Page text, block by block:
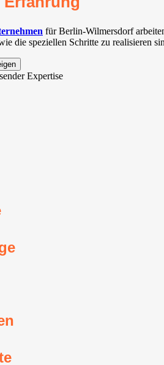
für Berlin-Wilmersdorf
die speziellen Schritte zu realisieren